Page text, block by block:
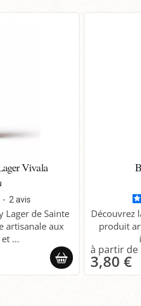
Vivala
- 2avis
Lager de Sainte
artisanale aux
...
Découvrez
produit
3,80 €